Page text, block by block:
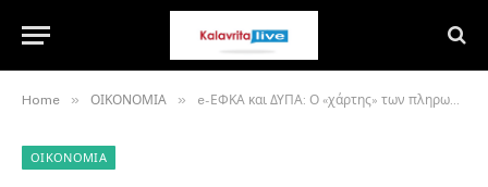
Home » ΟΙΚΟΝΟΜΙΑ » e-ΕΦΚΑ και ΔΥΠΑ: Ο «χάρτης» των πληρωμών – Αναλυτικά οι πληρωμές από 4 έως 8 Μάϊου
ΟΙΚΟΝΟΜΙΑ